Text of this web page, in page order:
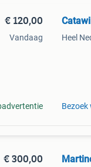
€ 120,00
Vandaag Heel
Bezoek
€ 300,00